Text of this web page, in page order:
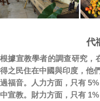
代
根據宣教學者的調查研究，
得之民住在中國與印度，他
過福音。人力方面，只有
中宣教。財力方面，只有